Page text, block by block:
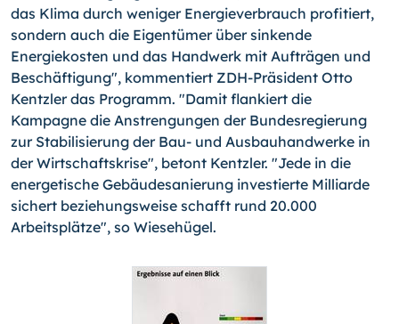
das Klima durch weniger Energieverbrauch profitiert,
sondern auch die Eigentümer über sinkende
Energiekosten und das Handwerk mit Aufträgen und
Beschäftigung", kommentiert ZDH-Präsident Otto
Kentzler das Programm. "Damit flankiert die
Kampagne die Anstrengungen der Bundesregierung
zur Stabilisierung der Bau- und Ausbauhandwerke in
der Wirtschaftskrise", betont Kentzler. "Jede in die
energetische Gebäudesanierung investierte Milliarde
sichert beziehungsweise schafft rund 20.000
Arbeitsplätze", so Wiesehügel.